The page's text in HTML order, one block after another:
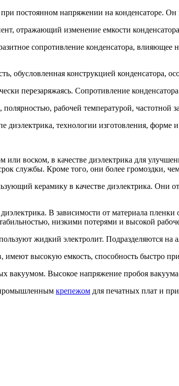
постоянном напряжении на конденсаторе. Он
отражающий изменение емкости
сопротивление конденсатора,
обусловленная конструкцией конденсатора,
перезаряжаясь. Сопротивление
рабочей температурой,
диэлектрика, технологии изготовления,
воском, в качестве диэлектрика для
службы. Кроме того, они более громоздки,
керамику в качестве диэлектрика. Они
В зависимости от материала
низкими потерями и высокой
жидкий электролит. Подразделяются
высокую емкость, способность быстро
вакуумом. Высокое напряжение пробоя
промышленным крепежом для печатных плат и